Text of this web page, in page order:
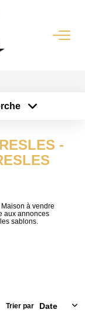
-
à vendre
aux annonces
sablons.
Trier par